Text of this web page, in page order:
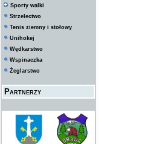
Sporty walki
Strzelectwo
Tenis ziemny i stołowy
Unihokej
Wędkarstwo
Wspinaczka
Żeglarstwo
Partnerzy